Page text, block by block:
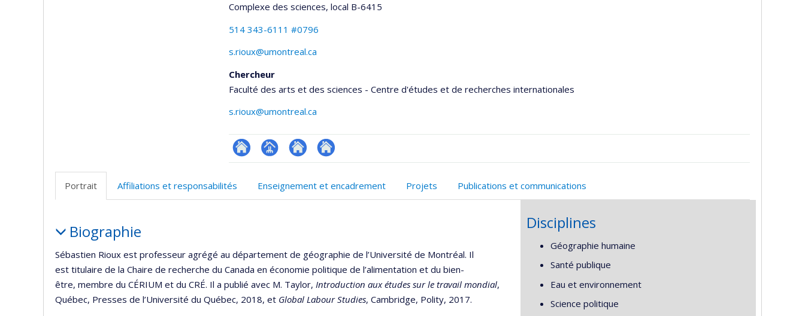
Complexe des sciences, local B-6415
514 343-6111 #0796
s.rioux@umontreal.ca
Chercheur
Faculté des arts et des sciences - Centre d'études et de recherches internationales
s.rioux@umontreal.ca
ResearchGate
Page
(faculté,département,école)
Site
Autre
Portrait Affiliations et responsabilités Enseignement et encadrement Projets Publications et communications
Biographie
Sébastien Rioux est professeur agrégé au département de géographie de l’Université de Montréal. Il
est titulaire de la Chaire de recherche du Canada en économie politique de l’alimentation et du bien-
être, membre du CÉRIUM et du CRÉ. Il a publié avec M. Taylor, Introduction aux études sur le travail mondial,
Québec, Presses de l’Université du Québec, 2018, et Global Labour Studies, Cambridge, Polity, 2017.
Disciplines
Géographie humaine
Santé publique
Eau et environnement
Science politique